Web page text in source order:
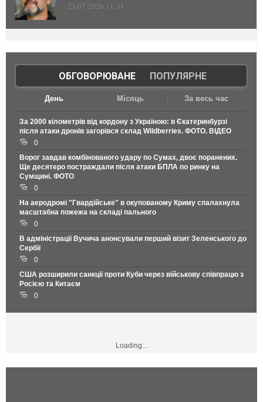
23.07.2026 11:31
ОБГОВОРЮВАНЕ| ПОПУЛЯРНЕ
День Місяць За весь час
За 2000 кілометрів від кордону з Україною: в Єкатеринбурзі
після атаки дронів загорівся склад Wildberries. ФОТО. ВІДЕО
0
Ворог завдав комбінованого удару по Сумах, двоє поранених.
Ще десятеро постраждали після атаки БПЛА по ринку на
Сумщині. ФОТО
0
На аеродромі "Гвардійське" в окупованому Криму спалахнула
масштабна пожежа на складі пального
0
В адміністрації Вучича анонсували перший візит Зеленського до
Сербії
0
США розширили санкції проти Куби через військову співпрацю з
Росією та Китаєм
0
Loading...